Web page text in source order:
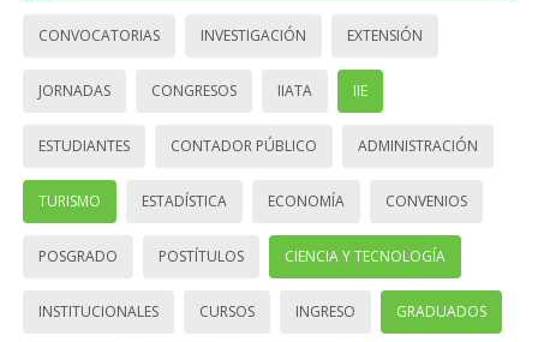
CONVOCATORIAS INVESTIGACIÓN EXTENSIÓN
JORNADAS CONGRESOS IIATA IIE
ESTUDIANTES CONTADOR PÚBLICO ADMINISTRACIÓN
TURISMO ESTADÍSTICA ECONOMÍA CONVENIOS
POSGRADO POSTÍTULOS CIENCIA Y TECNOLOGÍA
INSTITUCIONALES CURSOS INGRESO GRADUADOS